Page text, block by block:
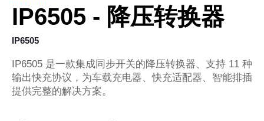
IP6505 - 降压转换器
IP6505
IP6505 是一款集成同步开关的降压转换器、支持 11 种
输出快充协议，为车载充电器、快充适配器、智能排插
提供完整的解决方案。